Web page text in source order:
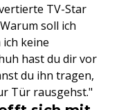
TV-Star
soll ich
keine
hast du dir vor
du ihn tragen,
Tür rausgehst."